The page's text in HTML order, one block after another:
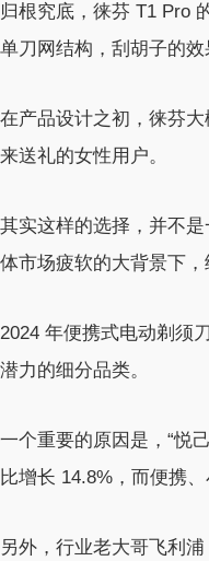
归根究底，徕芬 T1 Pro
单刀网结构，刮胡子的效
在产品设计之初，徕芬
来送礼的女性用户。
其实这样的选择，并不
体市场疲软的大背景下
2024 年便携式电动剃须
潜力的细分品类。
一个重要的原因是，“悦
比增长 14.8%，而便携
另外，行业老大哥飞利